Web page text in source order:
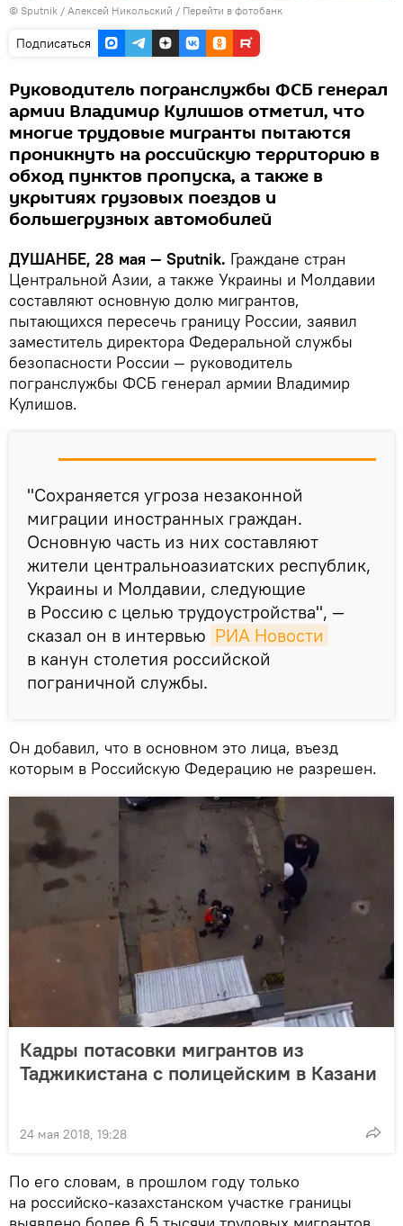
© Sputnik / Алексей Никольский / Перейти в фотобанк
Подписаться
Руководитель погранслужбы ФСБ генерал
армии Владимир Кулишов отметил, что
многие трудовые мигранты пытаются
проникнуть на российскую территорию в
обход пунктов пропуска, а также в
укрытиях грузовых поездов и
большегрузных автомобилей
ДУШАНБЕ, 28 мая — Sputnik. Граждане стран
Центральной Азии, а также Украины и Молдавии
составляют основную долю мигрантов,
пытающихся пересечь границу России, заявил
заместитель директора Федеральной службы
безопасности России — руководитель
погранслужбы ФСБ генерал армии Владимир
Кулишов.
"Сохраняется угроза незаконной
миграции иностранных граждан.
Основную часть из них составляют
жители центральноазиатских республик,
Украины и Молдавии, следующие
в Россию с целью трудоустройства", —
сказал он в интервью РИА Новости
в канун столетия российской
пограничной службы.
Он добавил, что в основном это лица, въезд
которым в Российскую Федерацию не разрешен.
Кадры потасовки мигрантов из
Таджикистана с полицейским в Казани
24 мая 2018, 19:28
По его словам, в прошлом году только
на российско-казахстанском участке границы